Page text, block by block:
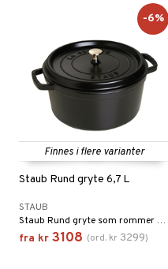
Finnes i flere varianter
Staub Rund gryte 6,7 L
STAUB
Staub Rund gryte som rommer 6,7 liter.
fra kr 3108 (ord. kr 3299)
-6%